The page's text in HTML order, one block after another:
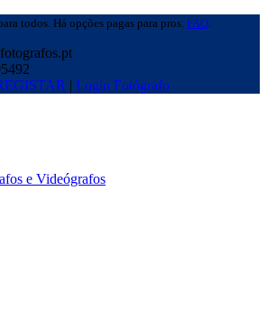
todos. Há opções pagas para pros. FAQ.
| Login Fotógrafo
e Videógrafos